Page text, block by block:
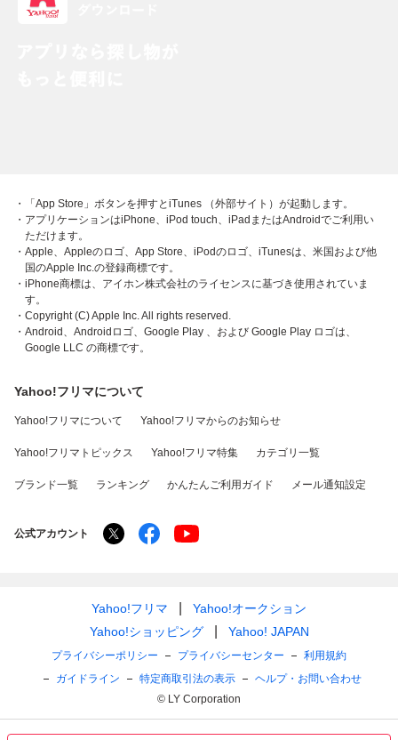
・「App Store」ボタンを押すとiTunes （外部サイト）が起動します。
・アプリケーションはiPhone、iPod touch、iPadまたはAndroidでご利用い
ただけます。
・Apple、Appleのロゴ、App Store、iPodのロゴ、iTunesは、米国および他
国のApple Inc.の登録商標です。
・iPhone商標は、アイホン株式会社のライセンスに基づき使用されていま
す。
・Copyright (C) Apple Inc. All rights reserved.
・Android、Androidロゴ、Google Play 、および Google Play ロゴは、
Google LLC の商標です。
Yahoo!フリマについて
Yahoo!フリマについて Yahoo!フリマからのお知らせ
Yahoo!フリマトピックス Yahoo!フリマ特集 カテゴリ一覧
ブランド一覧 ランキング かんたんご利用ガイド メール通知設定
公式アカウント
Yahoo!フリマ
Yahoo!オークション
Yahoo!ショッピング
Yahoo! JAPAN
プライバシーポリシー プライバシーセンター
利用規約
ガイドライン
特定商取引法の表示
ヘルプ・お問い合わせ
© LY Corporation